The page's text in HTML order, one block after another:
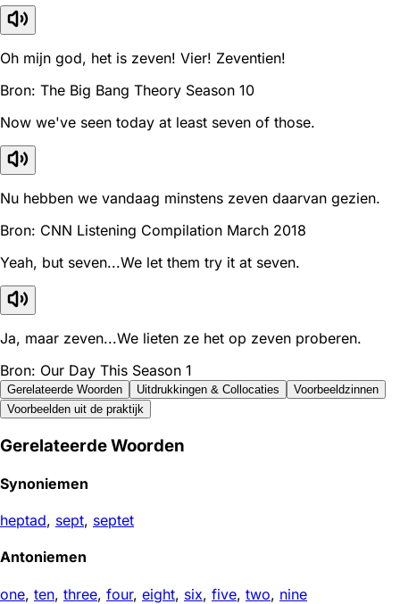
Oh mijn god, het is zeven! Vier! Zeventien!
Bron: The Big Bang Theory Season 10
Now we've seen today at least seven of those.
Nu hebben we vandaag minstens zeven daarvan gezien.
Bron: CNN Listening Compilation March 2018
Yeah, but seven...We let them try it at seven.
Ja, maar zeven...We lieten ze het op zeven proberen.
Bron: Our Day This Season 1
Gerelateerde Woorden Uitdrukkingen & Collocaties
Voorbeeldzinnen
Voorbeelden uit de praktijk
Gerelateerde Woorden
Synoniemen
heptad, sept, septet
Antoniemen
one, ten, three, four, eight, six, five, two, nine